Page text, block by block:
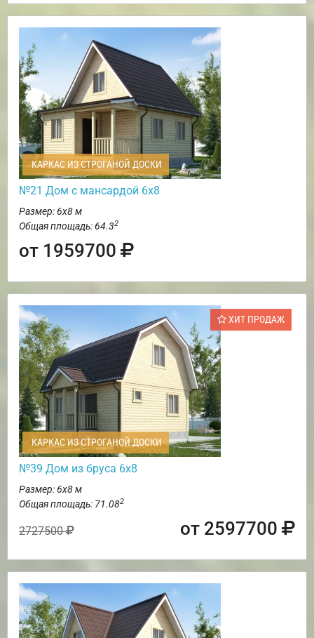
КАРКАС ИЗ СТРОГАНОЙ ДОСКИ
№21 Дом с мансардой 6х8
Размер: 6х8 м
Общая площадь: 64.32
от 1959700
ХИТ ПРОДАЖ
КАРКАС ИЗ СТРОГАНОЙ ДОСКИ
№39 Дом из бруса 6х8
Размер: 6х8 м
Общая площадь: 71.082
2727500 от 2597700